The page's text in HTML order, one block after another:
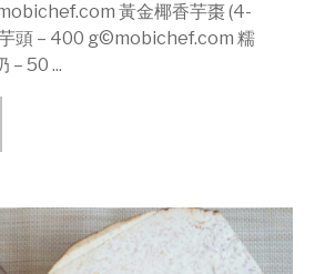
黃金椰香芋棗 (4-
頭 – 400 g©mobichef.com 糯
– 50 ...